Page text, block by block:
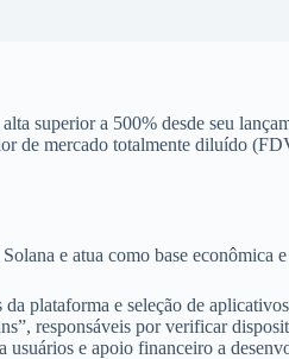
superior a 500% desde seu
de mercado totalmente diluído
e atua como base econômica
plataforma e seleção de
responsáveis por verificar
usuários e apoio financeiro a